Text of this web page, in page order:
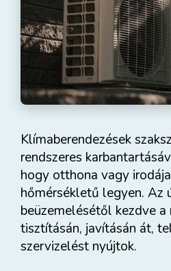
Klímaberendezések
rendszeres
hogy otthona vagy
hőmérsékletű legyen. Az
beüzemelésétől kezdve a
tisztításán, javításán át,
szervizelést nyújtok.